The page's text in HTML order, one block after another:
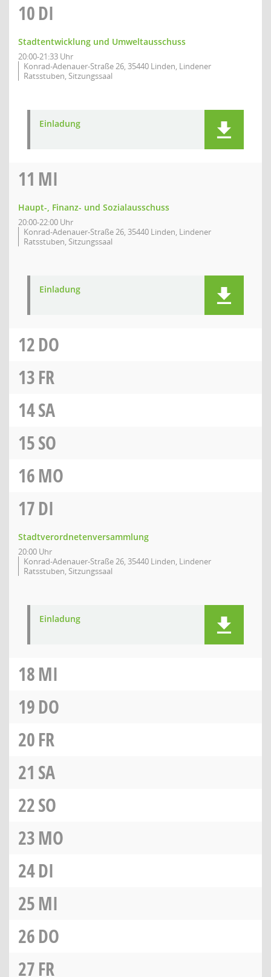
10DI
Stadtentwicklung und Umweltausschuss
20:00-21:33 Uhr
Konrad-Adenauer-Straße 26, 35440 Linden, Lindener
Ratsstuben, Sitzungssaal
Einladung
11 MI
Haupt-, Finanz- und Sozialausschuss
20:00-22:00 Uhr
Konrad-Adenauer-Straße 26, 35440 Linden, Lindener
Ratsstuben, Sitzungssaal
Einladung
12DO
13FR
14SA
15SO
16MO
17DI
Stadtverordnetenversammlung
20:00 Uhr
Konrad-Adenauer-Straße 26, 35440 Linden, Lindener
Ratsstuben, Sitzungssaal
Einladung
18MI
19DO
20FR
21 SA
22SO
23MO
24DI
25MI
26DO
27FR